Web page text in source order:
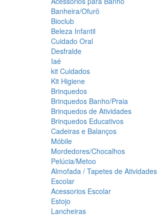
Banheira/Ofurô
Bioclub
Beleza Infantil
Cuidado Oral
Desfralde
Iaé
kit Cuidados
Kit Higiene
Brinquedos
Brinquedos Banho/Praia
Brinquedos de Atividades
Brinquedos Educativos
Cadeiras e Balanços
Móbile
Mordedores/Chocalhos
Pelúcia/Metoo
Almofada / Tapetes de Atividades
Escolar
Acessorios Escolar
Estojo
Lancheiras